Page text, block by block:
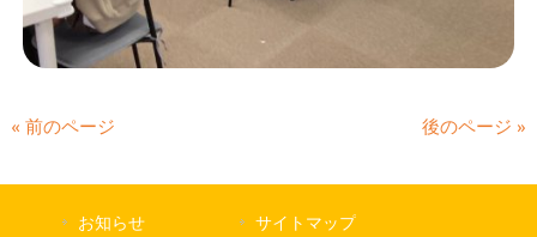
« 前のページ 後のページ »
お知らせ サイトマップ